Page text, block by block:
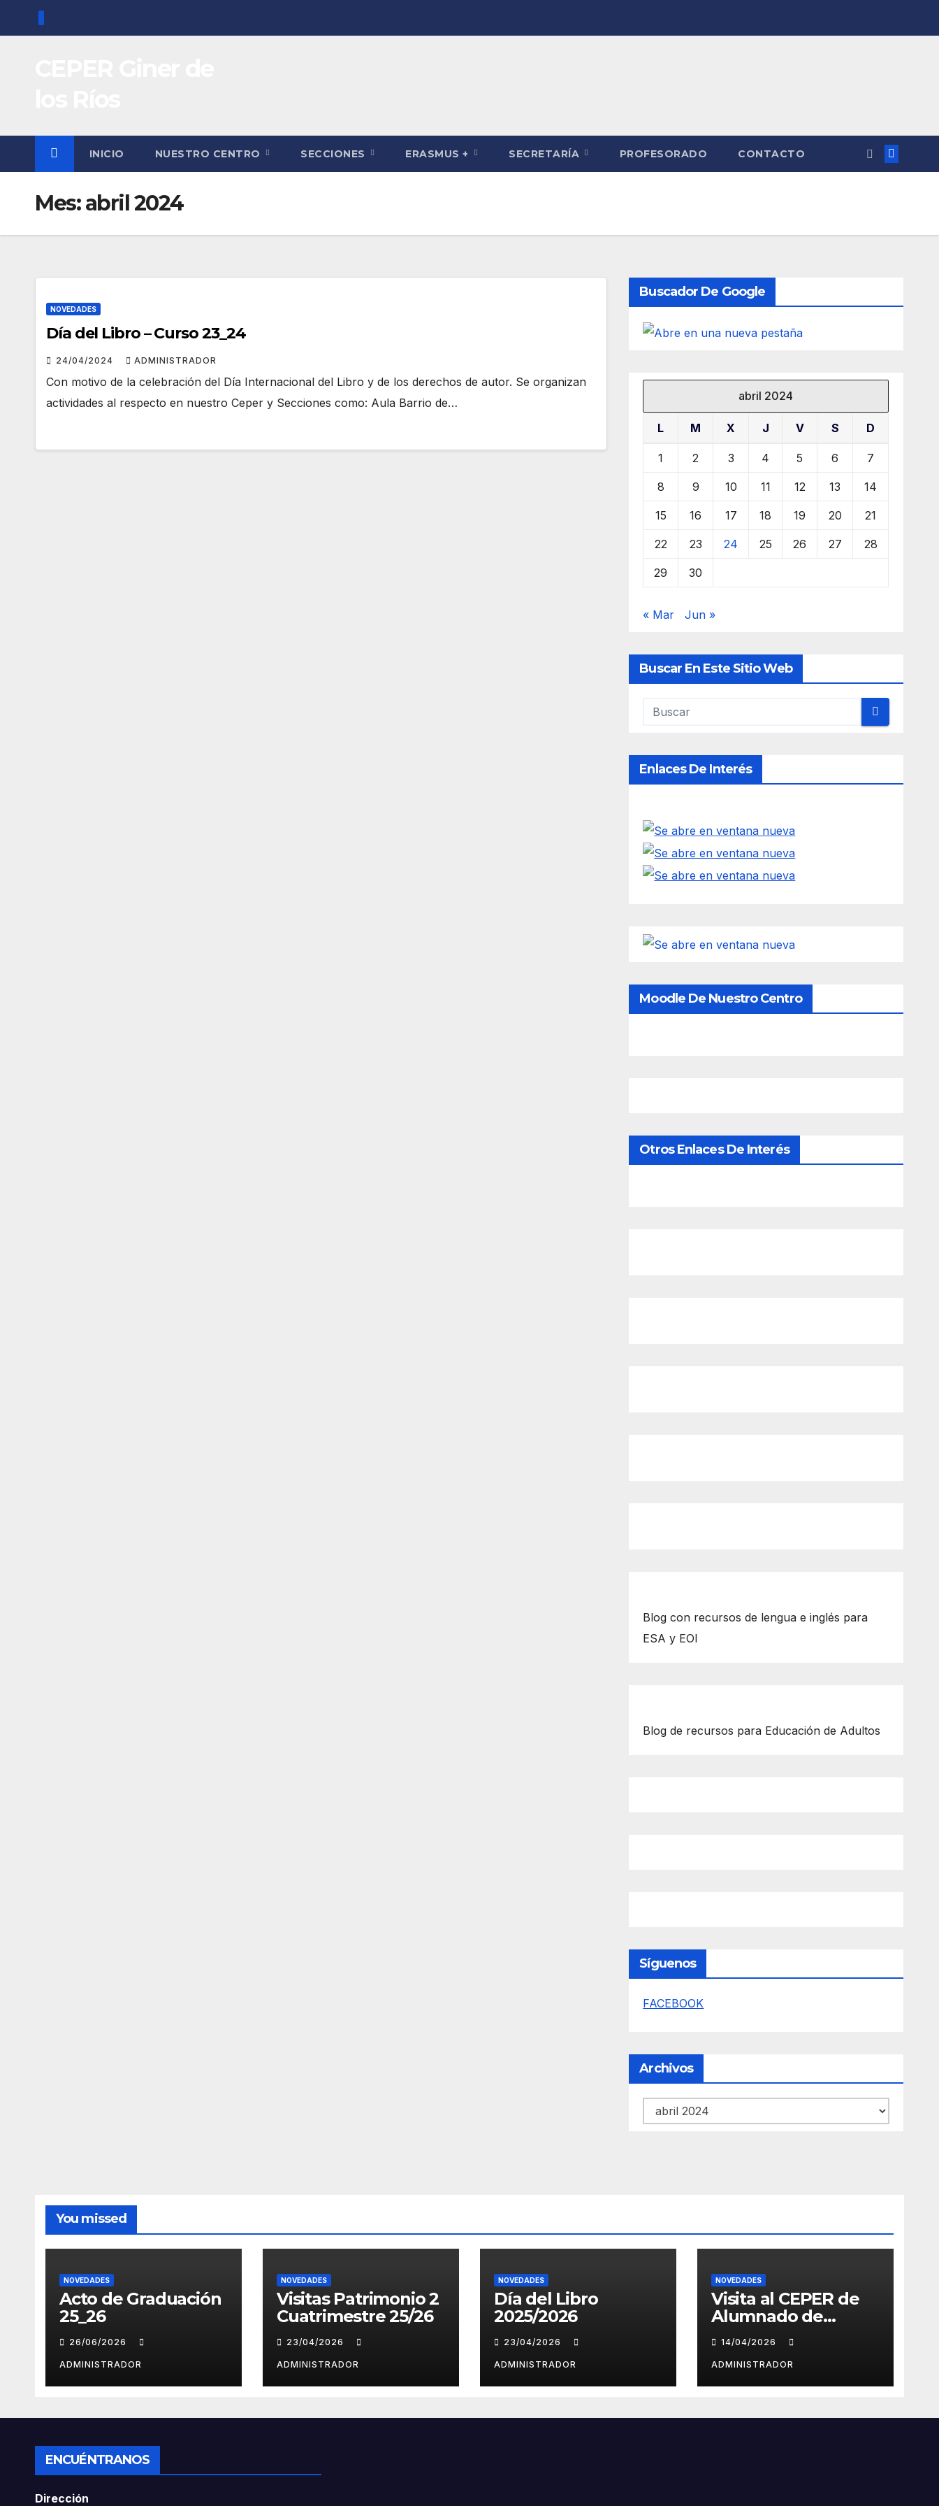
INICIO NUESTRO CENTRO SECCIONES ERASMUS + SECRETARÍA PROFESORADO CONTACTO
Mes:abril 2024
NOVEDADES
Día del Libro – Curso 23_24
24/04/2024 ADMINISTRADOR
Con motivo de la celebración del Día Internacional del Libro y de los derechos de autor. Se organizan
actividades al respecto en nuestro Ceper y Secciones como: Aula Barrio de…
Buscador De Google
abril 2024
L M X J V S D
1 2 3 4 5 6 7
8 9 10 11 12 13 14
15 16 17 18 19 20 21
22 23 24 25 26 27 28
29 30
« Mar Jun »
Buscar En Este Sitio Web
Enlaces De Interés
Moodle De Nuestro Centro
Otros Enlaces De Interés
Blog con recursos de lengua e inglés para
ESA y EOI
Blog de recursos para Educación de Adultos
Síguenos
FACEBOOK
Archivos
Archivos
You missed
NOVEDADES
Acto de Graduación
25_26
26/06/2026
ADMINISTRADOR
NOVEDADES
Visitas Patrimonio 2
Cuatrimestre 25/26
23/04/2026
ADMINISTRADOR
NOVEDADES
Día del Libro
2025/2026
23/04/2026
ADMINISTRADOR
NOVEDADES
Visita al CEPER de
Alumnado de
Eslovenia –
Erasmus+
14/04/2026
ADMINISTRADOR
ENCUÉNTRANOS
Dirección